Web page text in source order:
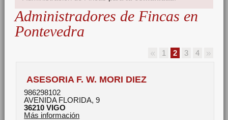
Administradores de Fincas en
Pontevedra
1 2 3 4
ASESORIA F. W. MORI DIEZ
986298102
AVENIDA FLORIDA, 9
36210 VIGO
Más información